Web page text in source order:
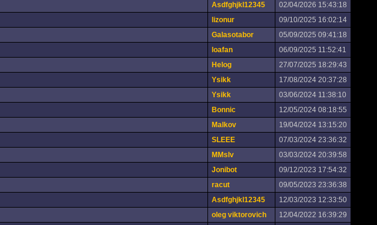
Asdfghjkl12345
02/04/2026 15:43:18
lizonur
09/10/2025 16:02:14
Galasotabor
05/09/2025 09:41:18
loafan
06/09/2025 11:52:41
Helog
27/07/2025 18:29:43
Ysikk
17/08/2024 20:37:28
Ysikk
03/06/2024 11:38:10
Bonnic
12/05/2024 08:18:55
Malkov
19/04/2024 13:15:20
SLEEE
07/03/2024 23:36:32
MMslv
03/03/2024 20:39:58
Jonibot
09/12/2023 17:54:32
racut
09/05/2023 23:36:38
Asdfghjkl12345
12/03/2023 12:33:50
oleg viktorovich
12/04/2022 16:39:29